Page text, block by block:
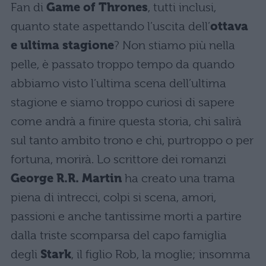
Fan di Game of Thrones, tutti inclusi,
quanto state aspettando l’uscita dell’ottava
e ultima stagione? Non stiamo più nella
pelle, è passato troppo tempo da quando
abbiamo visto l’ultima scena dell’ultima
stagione e siamo troppo curiosi di sapere
come andrà a finire questa storia, chi salirà
sul tanto ambito trono e chi, purtroppo o per
fortuna, morirà. Lo scrittore dei romanzi
George R.R. Martin ha creato una trama
piena di intrecci, colpi si scena, amori,
passioni e anche tantissime morti a partire
dalla triste scomparsa del capo famiglia
degli Stark, il figlio Rob, la moglie; insomma